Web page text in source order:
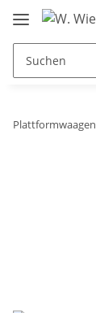
Plattformwaagen